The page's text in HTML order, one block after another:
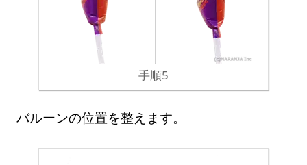
手順5
バルーンの位置を整えます。